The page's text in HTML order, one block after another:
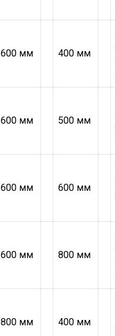
600 мм 400 мм
600 мм 500 мм
600 мм 600 мм
600 мм 800 мм
800 мм 400 мм